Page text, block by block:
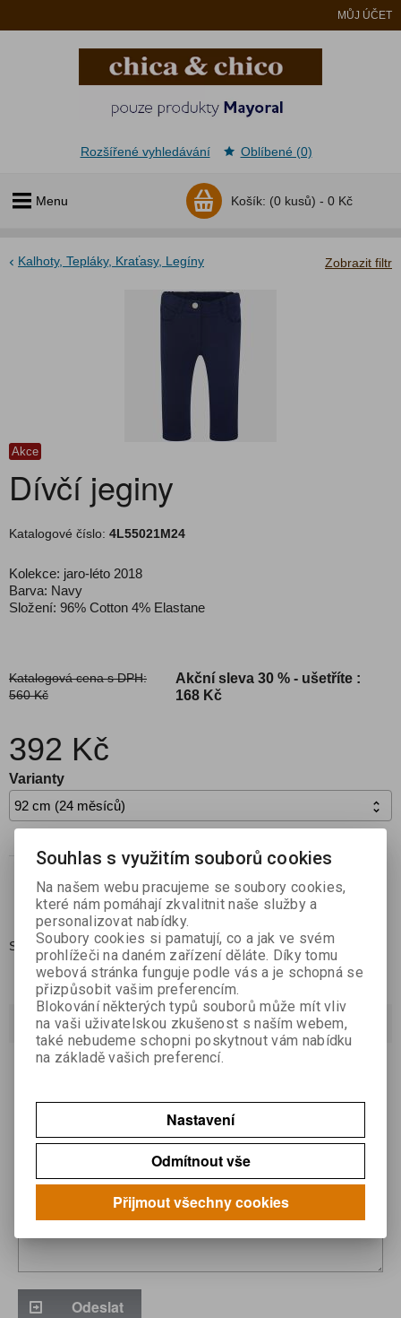
MŮJ ÚČET
Menu Košík: (0 kusů) - 0 Kč
Rozšířené vyhledávání Oblíbené (0)
Zobrazit filtr
Kalhoty, Tepláky, Kraťasy, Legíny
Akce
Dívčí jeginy
Katalogové číslo: 4L55021M24
Kolekce: jaro-léto 2018
Barva: Navy
Složení: 96% Cotton 4% Elastane
Katalogová cena s DPH:
560 Kč
Akční sleva 30 % - ušetříte :
168 Kč
392 Kč
Varianty

Koupit
Přidat do oblíbených
Skladem:0
Dotaz na výrobek
Váš email *
Váš dotaz *
Odeslat
Souhlas s využitím souborů cookies
Na našem webu pracujeme se soubory cookies,
které nám pomáhají zkvalitnit naše služby a
personalizovat nabídky.
Soubory cookies si pamatují, co a jak ve svém
prohlížeči na daném zařízení děláte. Díky tomu
webová stránka funguje podle vás a je schopná se
přizpůsobit vašim preferencím.
Blokování některých typů souborů může mít vliv
na vaši uživatelskou zkušenost s naším webem,
také nebudeme schopni poskytnout vám nabídku
na základě vašich preferencí.
Nastavení
Odmítnout vše
Přijmout všechny cookies